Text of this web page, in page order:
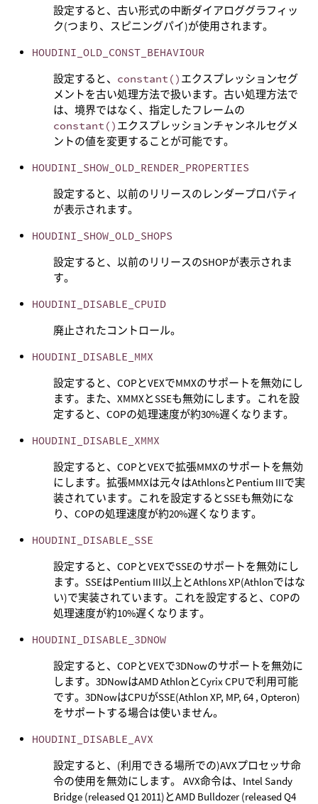
設定すると、古い形式の中断ダイアロググラフィッ
ク(つまり、スピニングパイ)が使用されます。
HOUDINI_OLD_CONST_BEHAVIOUR
設定すると、 constant() エクスプレッションセグ
メントを古い処理方法で扱います。古い処理方法で
は、境界ではなく、指定したフレームの
constant() エクスプレッションチャンネルセグメ
ントの値を変更することが可能です。
HOUDINI_SHOW_OLD_RENDER_PROPERTIES
設定すると、以前のリリースのレンダープロパティ
が表示されます。
HOUDINI_SHOW_OLD_SHOPS
設定すると、以前のリリースのSHOPが表示されま
す。
HOUDINI_DISABLE_CPUID
廃止されたコントロール。
HOUDINI_DISABLE_MMX
設定すると、COPとVEXでMMXのサポートを無効にし
ます。また、XMMXとSSEも無効にします。これを設
定すると、COPの処理速度が約30%遅くなります。
HOUDINI_DISABLE_XMMX
設定すると、COPとVEXで拡張MMXのサポートを無効
にします。拡張MMXは元々はAthlonsとPentium IIIで実
装されています。これを設定するとSSEも無効にな
り、COPの処理速度が約20%遅くなります。
HOUDINI_DISABLE_SSE
設定すると、COPとVEXでSSEのサポートを無効にし
ます。SSEはPentium III以上とAthlons XP(Athlonではな
い)で実装されています。これを設定すると、COPの
処理速度が約10%遅くなります。
HOUDINI_DISABLE_3DNOW
設定すると、COPとVEXで3DNowのサポートを無効に
します。3DNowはAMD AthlonとCyrix CPUで利用可能
です。3DNowはCPUがSSE(Athlon XP, MP, 64 , Opteron)
をサポートする場合は使いません。
HOUDINI_DISABLE_AVX
設定すると、(利用できる場所での)AVXプロセッサ命
令の使用を無効にします。 AVX命令は、Intel Sandy
Bridge (released Q1 2011)とAMD Bulldozer (released Q4